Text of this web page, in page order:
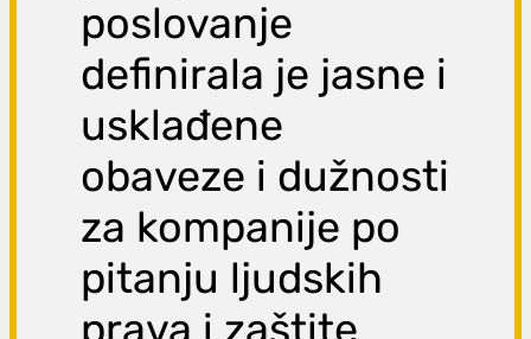
poslovanje
definirala je jasne i
usklađene
obaveze i dužnosti
za kompanije po
pitanju ljudskih